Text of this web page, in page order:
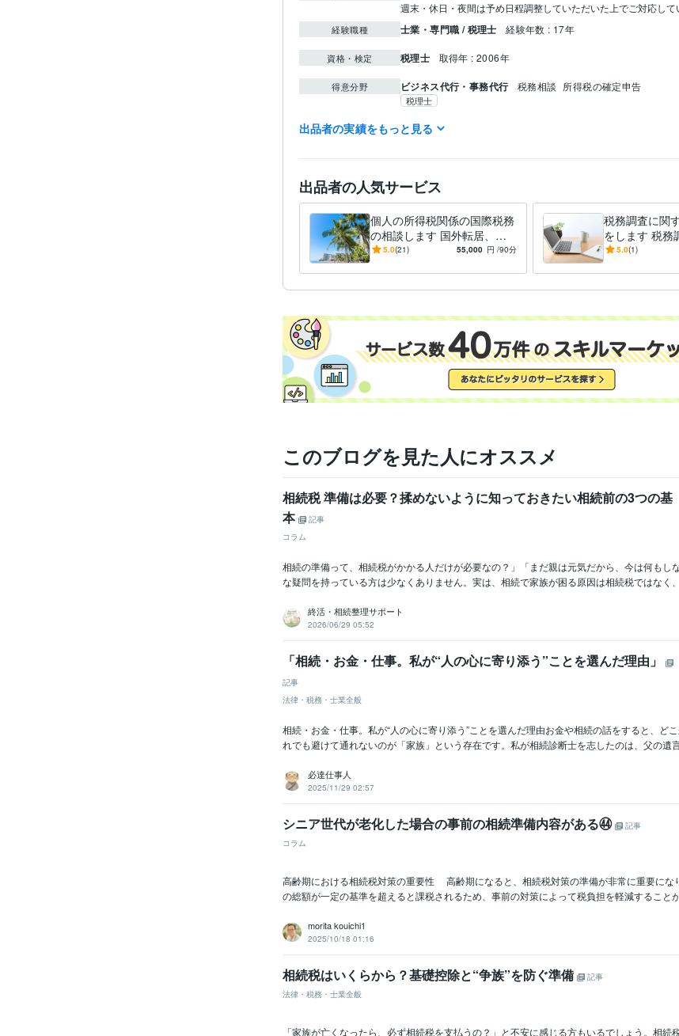
週末・休日・夜間は予め日程調整していただいた上でご対応して
経験職種 士業・専門職 / 税理士 経験年数 : 17年
資格・検定 税理士 取得年 : 2006年
得意分野 ビジネス代行・事務代行 税務相談 所得税の確定申告
税理士
学歴 青山学院大学
出品者の実績をもっと見る
出品者の人気サービス
個人の所得税関係の国際税務
の相談します 国外転居、海
外から帰国、国外財産、財産
5.0(21) 55,000 円 /90分
税務調査に関
をします 税務
た・税務調査
5.0(1)
このブログを見た人にオススメ
相続税 準備は必要？揉めないように知っておきたい相続前の3つの基
本
記事
コラム
相続の準備って、相続税がかかる人だけが必要なの？」「まだ親は元気だから、今は何もし
な疑問を持っている方は少なくありません。実は、相続で家族が困る原因は相続税ではなく
終活・相続整理サポート
2026/06/29 05:52
「相続・お金・仕事。私が“人の心に寄り添う”ことを選んだ理由」
記事
法律・税務・士業全般
相続・お金・仕事。私が“人の心に寄り添う”ことを選んだ理由お金や相続の話をすると、ど
れでも避けて通れないのが「家族」という存在です。私が相続診断士を志したのは、父の遺
必達仕事人
2025/11/29 02:57
シニア世代が老化した場合の事前の相続準備内容がある㊹
記事
コラム
高齢期における相続税対策の重要性 高齢期になると、相続税対策の準備が非常に重要にな
の総額が一定の基準を超えると課税されるため、事前の対策によって税負担を軽減すること
morita kouichi1
2025/10/18 01:16
相続税はいくらから？基礎控除と“争族”を防ぐ準備
記事
法律・税務・士業全般
「家族が亡くなったら、必ず相続税を支払うの？」と不安に感じる方もいるでしょう。相続